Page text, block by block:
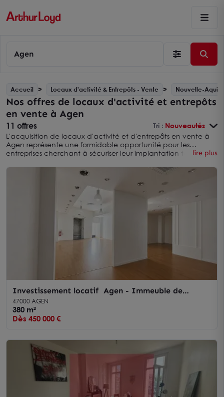
Agen
Accueil Locaux d'activité & Entrepôts - Vente Nouvelle-
Nos offres de locaux d'activité et entrepôts
en vente à Agen
11 offres Tri : Nouveautés
L'acquisition de locaux d'activité et d'entrepôts en vente à
Agen représente une formidable opportunité pour les
entreprises cherchant à sécuriser leur implantation tout en
location, l’achat permet non seulement de bénéficier d’une
stabilité économique, mais aussi de constituer un actif
immobilier valorisable. Située dans une zone stratégique du
sud-ouest de la France, Agen attire de plus en plus
d'investisseurs, séduits par le dynamisme économique de la
ville et par la variété des biens disponibles, adaptés aux
besoins industriels, artisanaux ou logistiques.
lire plus
Investissement locatif Agen - Immeuble de
rapport de 380 m²
47000 AGEN
380 m²
Dès 450 000 €